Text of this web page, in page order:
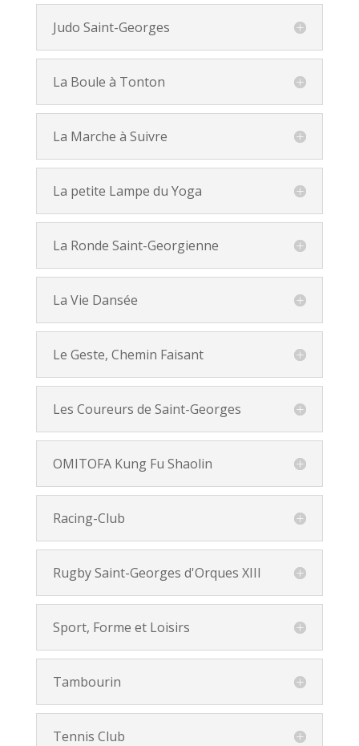
Judo Saint-Georges
La Boule à Tonton
La Marche à Suivre
La petite Lampe du Yoga
La Ronde Saint-Georgienne
La Vie Dansée
Le Geste, Chemin Faisant
Les Coureurs de Saint-Georges
OMITOFA Kung Fu Shaolin
Racing-Club
Rugby Saint-Georges d'Orques XIII
Sport, Forme et Loisirs
Tambourin
Tennis Club